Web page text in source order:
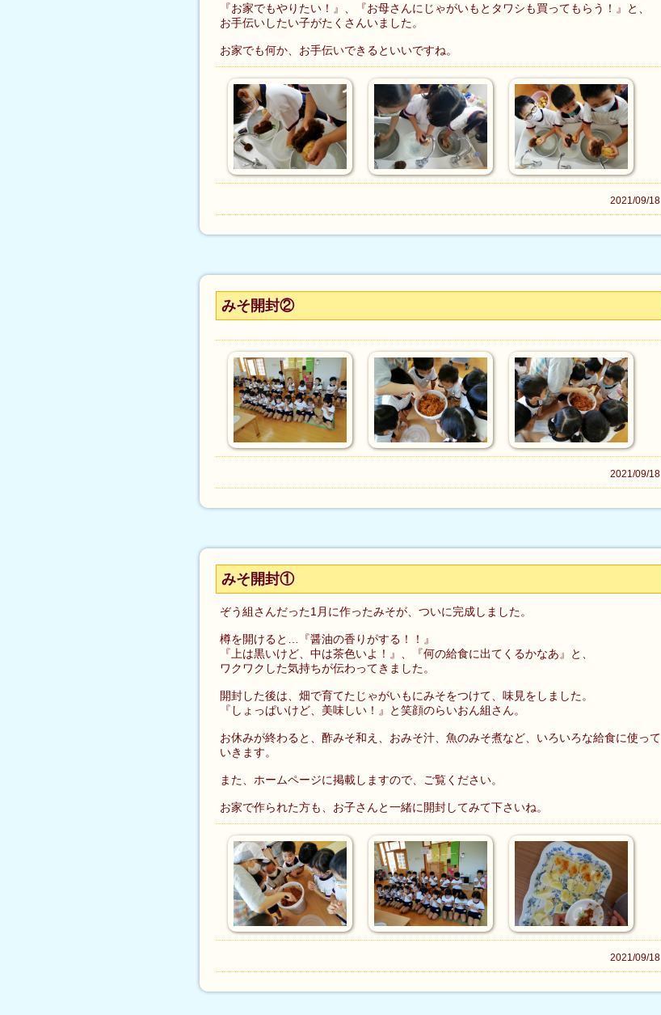
『お家でもやりたい！』、『お母さんにじゃがいもとタワシも買ってもらう！』と、
お手伝いしたい子がたくさんいました。
お家でも何か、お手伝いできるといいですね。
2021/09/18
みそ開封②
2021/09/18
みそ開封①
ぞう組さんだった1月に作ったみそが、ついに完成しました。
樽を開けると…『醤油の香りがする！！』
『上は黒いけど、中は茶色いよ！』、『何の給食に出てくるかなあ』と、
ワクワクした気持ちが伝わってきました。
開封した後は、畑で育てたじゃがいもにみそをつけて、味見をしました。
『しょっぱいけど、美味しい！』と笑顔のらいおん組さん。
お休みが終わると、酢みそ和え、おみそ汁、魚のみそ煮など、いろいろな給食に使って
いきます。
また、ホームページに掲載しますので、ご覧ください。
お家で作られた方も、お子さんと一緒に開封してみて下さいね。
2021/09/18